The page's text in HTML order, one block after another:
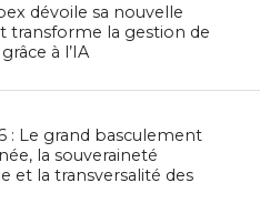
dévoile sa nouvelle
transforme la gestion de
à l’IA
: Le grand basculement
la souveraineté
et la transversalité des